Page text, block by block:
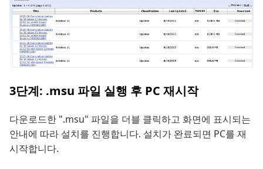
3단계: .msu 파일 실행 후 PC 재시작
다운로드한 ".msu" 파일을 더블 클릭하고 화면에 표시되는
안내에 따라 설치를 진행합니다. 설치가 완료되면 PC를 재
시작합니다.